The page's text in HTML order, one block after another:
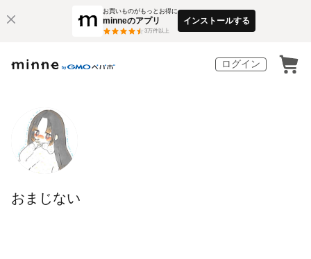
お買いものがもっとお得に
minneのアプリ
3万件以上
インストールする
ログイン
おまじない